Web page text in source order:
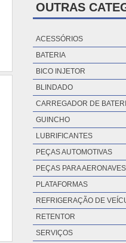
OUTRAS
ACESSÓRIOS
BATERIA
BICO INJETOR
BLINDADO
CARREGADOR DE
GUINCHO
LUBRIFICANTES
PEÇAS AUTOMOTIVAS
PEÇAS PARA AERONAVES
PLATAFORMAS
REFRIGERAÇÃO DE
RETENTOR
SERVIÇOS